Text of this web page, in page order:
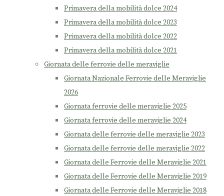
Primavera della mobilità dolce 2024
Primavera della mobilità dolce 2023
Primavera della mobilità dolce 2022
Primavera della mobilità dolce 2021
Giornata delle ferrovie delle meraviglie
Giornata Nazionale Ferrovie delle Meraviglie
2026
Giornata ferrovie delle meraviglie 2025
Giornata ferrovie delle meraviglie 2024
Giornata delle ferrovie delle meraviglie 2023
Giornata delle ferrovie delle meraviglie 2022
Giornata delle Ferrovie delle Meraviglie 2021
Giornata delle Ferrovie delle Meraviglie 2019
Giornata delle Ferrovie delle Meraviglie 2018